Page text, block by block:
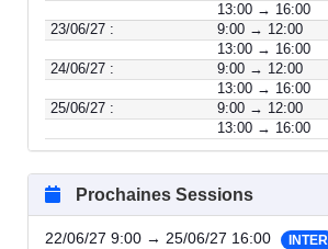
13:00 → 16:00
23/06/27 :
9:00 → 12:00
13:00 → 16:00
24/06/27 :
9:00 → 12:00
13:00 → 16:00
25/06/27 :
9:00 → 12:00
13:00 → 16:00
Prochaines Sessions
22/06/27 9:00 → 25/06/27 16:00
INTER